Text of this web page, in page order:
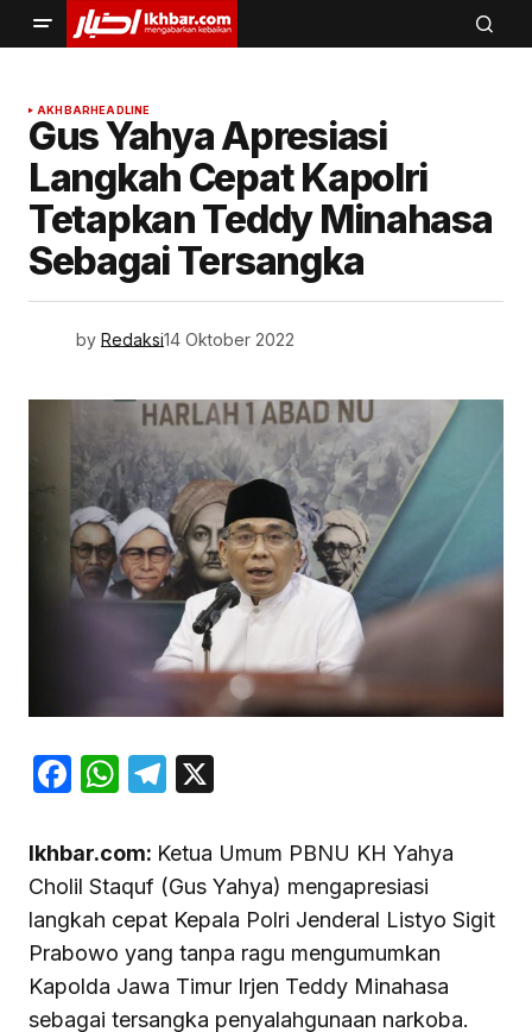
AKHBARHEADLINE
Gus Yahya Apresiasi
Langkah Cepat Kapolri
Tetapkan Teddy Minahasa
Sebagai Tersangka
by Redaksi14 Oktober 2022
Facebook
WhatsApp
Telegram
Ikhbar.com: Ketua Umum PBNU KH Yahya
Cholil Staquf (Gus Yahya) mengapresiasi
langkah cepat Kepala Polri Jenderal Listyo Sigit
Prabowo yang tanpa ragu mengumumkan
Kapolda Jawa Timur Irjen Teddy Minahasa
sebagai tersangka penyalahgunaan narkoba.